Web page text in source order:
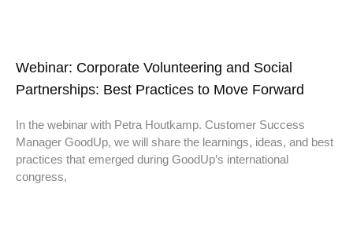
Webinar: Corporate Volunteering and Social
Partnerships: Best Practices to Move Forward
In the webinar with Petra Houtkamp. Customer Success
Manager GoodUp, we will share the learnings, ideas, and best
practices that emerged during GoodUp’s international
congress,